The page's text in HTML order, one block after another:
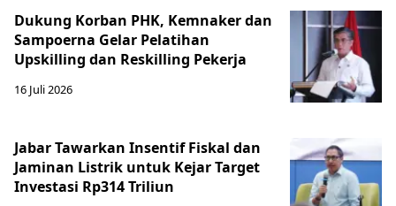
Dukung Korban PHK, Kemnaker dan
Sampoerna Gelar Pelatihan
Upskilling dan Reskilling Pekerja
16 Juli 2026
Jabar Tawarkan Insentif Fiskal dan
Jaminan Listrik untuk Kejar Target
Investasi Rp314 Triliun